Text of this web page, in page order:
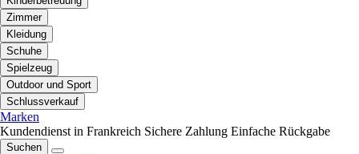
Zimmer
Kleidung
Schuhe
Spielzeug
Outdoor und Sport
Schlussverkauf
Marken
Kundendienst in Frankreich Sichere Zahlung Einfache Rückgabe
Suchen